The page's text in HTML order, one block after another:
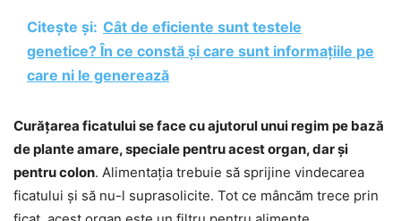
Citește și: Cât de eficiente sunt testele
genetice? În ce constă și care sunt informațiile pe
care ni le generează
Curățarea ficatului se face cu ajutorul unui regim pe bază
de plante amare, speciale pentru acest organ, dar și
pentru colon. Alimentația trebuie să sprijine vindecarea
ficatului și să nu-l suprasolicite. Tot ce mâncăm trece prin